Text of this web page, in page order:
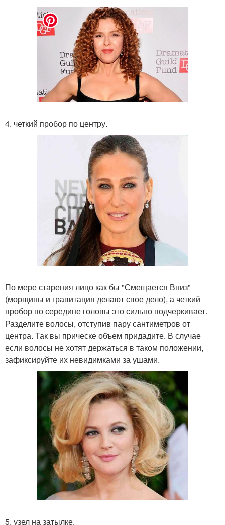
4. четкий пробор по центру.
По мере старения лицо как бы "Смещается Вниз"
(морщины и гравитация делают свое дело), а четкий
пробор по середине головы это сильно подчеркивает.
Разделите волосы, отступив пару сантиметров от
центра. Так вы прическе объем придадите. В случае
если волосы не хотят держаться в таком положении,
зафиксируйте их невидимками за ушами.
5. узел на затылке.